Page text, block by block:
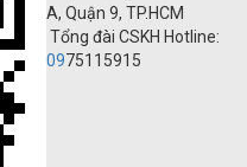
A, Quận 9, TP.HCM
Tổng đài CSKH Hotline:
0975115915